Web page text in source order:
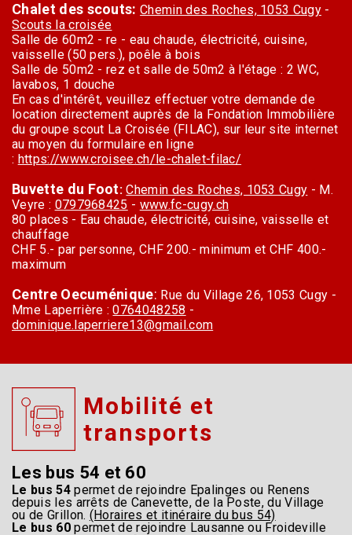
Chalet des scouts: Chemin des Roches, 1053 Cugy -
Scouts la croisée
Salle de 60m2 - re - eau chaude, électricité, cuisine,
vaisselle (50 pers.), poêle à bois
Salle de 50m2 - rez et salle de 50m2 à l'étage : 2 WC,
lavabos, 1 douche
En cas d'intérêt, veuillez effectuer votre demande de
location directement auprès de la Fondation Immobilière
du groupe scout La Croisée (FILAC), sur leur site internet
au moyen du formulaire en ligne
: https://www.croisee.ch/le-chalet-filac/
Buvette du Foot:Chemin des Roches, 1053 Cugy - M.
Veyre : 0797968425 - www.fc-cugy.ch
80 places - Eau chaude, électricité, cuisine, vaisselle et
chauffage
CHF 5.- par personne, CHF 200.- minimum et CHF 400.-
maximum
Centre Oecuménique: Rue du Village 26, 1053 Cugy -
Mme Laperrière :0764048258 -
dominique.laperriere13@gmail.com
Mobilité et
transports
Les bus 54 et 60
Le bus 54permet de rejoindre Epalinges ou Renens
depuis les arrêts de Canevette, de la Poste, du Village
ou de Grillon. (Horaires et itinéraire du bus 54)
Le bus 60permet de rejoindre Lausanne ou Froideville